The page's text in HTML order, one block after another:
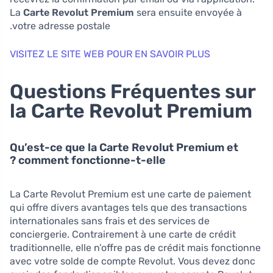
La Carte Revolut Premium sera ensuite envoyée à
votre adresse postale.
VISITEZ LE SITE WEB POUR EN SAVOIR PLUS
Questions Fréquentes sur
la Carte Revolut Premium
Qu’est-ce que la Carte Revolut Premium et
comment fonctionne-t-elle ?
La Carte Revolut Premium est une carte de paiement
qui offre divers avantages tels que des transactions
internationales sans frais et des services de
conciergerie. Contrairement à une carte de crédit
traditionnelle, elle n’offre pas de crédit mais fonctionne
avec votre solde de compte Revolut. Vous devez donc